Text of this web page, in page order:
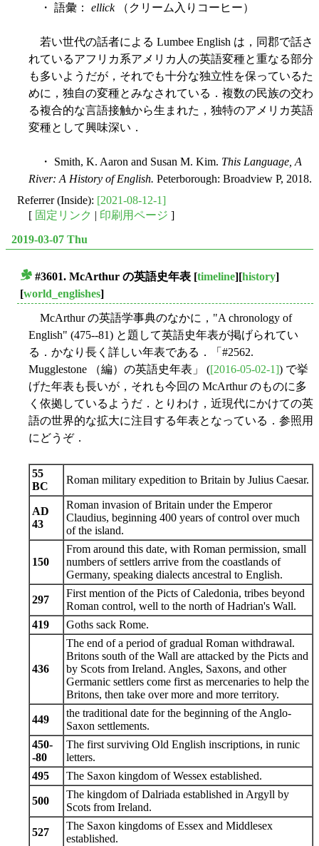
・ 語彙： ellick（クリーム入りコーヒー）
若い世代の話者による Lumbee English は，同郡で話さ
れているアフリカ系アメリカ人の英語変種と重なる部分
も多いようだが，それでも十分な独立性を保っているた
めに，独自の変種とみなされている．複数の民族の交わ
る複合的な言語接触から生まれた，独特のアメリカ英語
変種として興味深い．
・ Smith, K. Aaron and Susan M. Kim. This Language, A
River: A History of English. Peterborough: Broadview P, 2018.
Referrer (Inside): [2021-08-12-1]
[ 固定リンク | 印刷用ページ ]
2019-03-07 Thu
#3601. McArthur の英語史年表 [timeline][history]
[world_englishes]
McArthur の英語学事典のなかに，"A chronology of
English" (475--81) と題して英語史年表が掲げられてい
る．かなり長く詳しい年表である．「#2562.
Mugglestone （編）の英語史年表」 ([2016-05-02-1]) で挙
げた年表も長いが，それも今回の McArthur のものに多
く依拠しているようだ．とりわけ，近現代にかけての英
語の世界的な拡大に注目する年表となっている．参照用
にどうぞ．
55
BC
Roman military expedition to Britain by Julius Caesar.
AD
43
Roman invasion of Britain under the Emperor
Claudius, beginning 400 years of control over much
of the island.
150
From around this date, with Roman permission, small
numbers of settlers arrive from the coastlands of
Germany, speaking dialects ancestral to English.
297
First mention of the Picts of Caledonia, tribes beyond
Roman control, well to the north of Hadrian's Wall.
419
Goths sack Rome.
436
The end of a period of gradual Roman withdrawal.
Britons south of the Wall are attacked by the Picts and
by Scots from Ireland. Angles, Saxons, and other
Germanic settlers come first as mercenaries to help the
Britons, then take over more and more territory.
449
the traditional date for the beginning of the Anglo-
Saxon settlements.
450-
-80
The first surviving Old English inscriptions, in runic
letters.
495
The Saxon kingdom of Wessex established.
500
The kingdom of Dalriada established in Argyll by
Scots from Ireland.
527
The Saxon kingdoms of Essex and Middlesex
established.